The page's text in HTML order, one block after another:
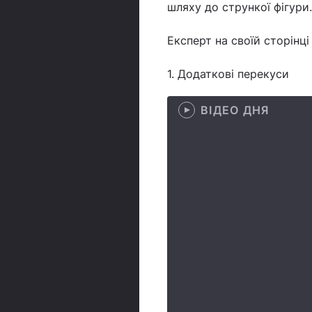
шляху до стрункої фігури.
Експерт на своїй
1. Додаткові перекуси
ВІДЕО ДНЯ